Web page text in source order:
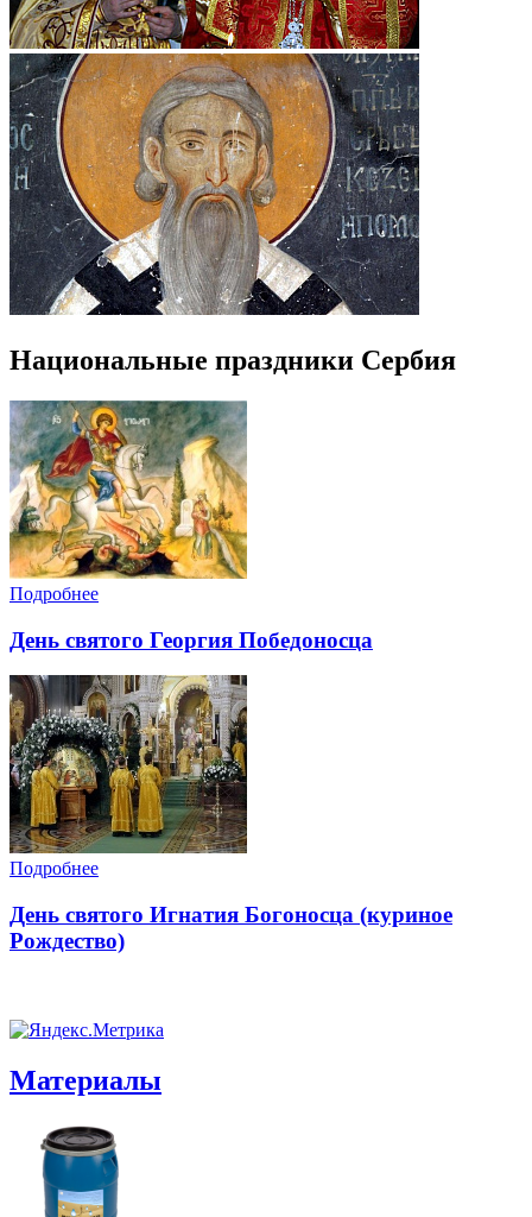
Национальные праздники Сербия
Подробнее
День святого Георгия Победоносца
Подробнее
День святого Игнатия Богоносца (куриное
Рождество)
Материалы